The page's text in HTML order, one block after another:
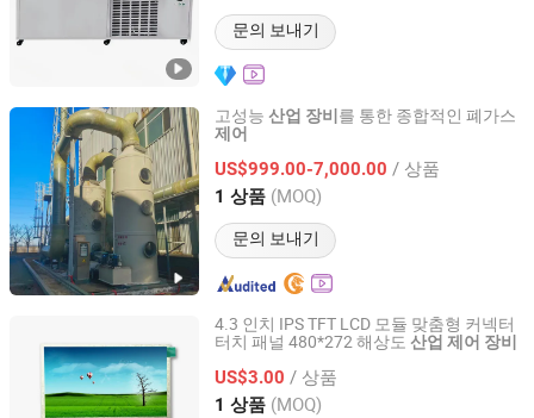
문의 보내기
고성능 산업 장비를 통한 종합적인 폐가스
제어
US$999.00-7,000.00 / 상품
1 상품 (MOQ)
문의 보내기
Dalian Binhang Ecological Environmental Protection
Engineering Co., Ltd.
Liaoning, China 이후 2025
4.3 인치 IPS TFT LCD 모듈 맞춤형 커넥터
터치 패널 480*272 해상도 산업 제어 장비
US$3.00 / 상품
1 상품 (MOQ)
Hu Nan Future Electronics Technology Co., Ltd.
Hunan, China 이후 2018